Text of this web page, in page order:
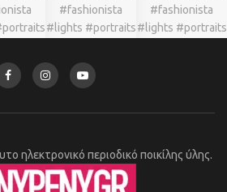
ηλεκτρονικό περιοδικό ποικίλης ύλης.